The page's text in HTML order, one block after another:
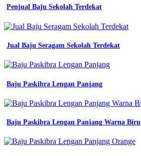
bahan
olahraga
atasan
pns
kemeja
baju
dinas
pns
pria
jual
seragam
Penjual Baju Sekolah Terdekat
Jual Baju Seragam Sekolah Terdekat
Baju Paskibra Lengan Panjang
Baju Paskibra Lengan Panjang Warna Biru